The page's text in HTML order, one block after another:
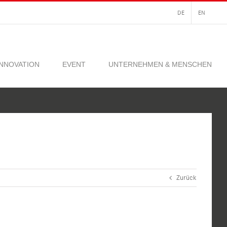
DE EN
EVENT UNTERNEHMEN & MENSCHEN
Zurück